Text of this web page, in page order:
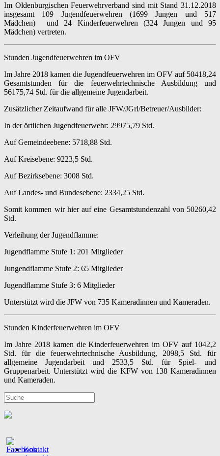
Im Oldenburgischen Feuerwehrverband sind mit Stand 31.12.2018
insgesamt 109 Jugendfeuerwehren (1699 Jungen und 517
Mädchen) und 24 Kinderfeuerwehren (324 Jungen und 95
Mädchen) vertreten.
Stunden Jugendfeuerwehren im OFV
Im Jahre 2018 kamen die Jugendfeuerwehren im OFV auf 50418,24
Gesamtstunden für die feuerwehrtechnische Ausbildung und
56175,74 Std. für die allgemeine Jugendarbeit.
Zusätzlicher Zeitaufwand für alle JFW/JGrl/Betreuer/Ausbilder:
In der örtlichen Jugendfeuerwehr: 29975,79 Std.
Auf Gemeindeebene: 5718,88 Std.
Auf Kreisebene: 9223,5 Std.
Auf Bezirksebene: 3008 Std.
Auf Landes- und Bundesebene: 2334,25 Std.
Somit kommen wir hier auf eine Gesamtstundenzahl von 50260,42
Std.
Verleihung der Jugendflamme:
Jugendflamme Stufe 1: 201 Mitglieder
Jungendflamme Stufe 2: 65 Mitglieder
Jugendflamme Stufe 3: 6 Mitglieder
Unterstützt wird die JFW von 735 Kameradinnen und Kameraden.
Stunden Kinderfeuerwehren im OFV
Im Jahre 2018 kamen die Kinderfeuerwehren im OFV auf 1042,2
Std. für die feuerwehrtechnische Ausbildung, 2098,5 Std. für
allgemeine Jugendarbeit und 2533,5 Std. für Spiel- und
Gruppenarbeit. Unterstützt wird die KFW von 138 Kameradinnen
und Kameraden.
Kontakt